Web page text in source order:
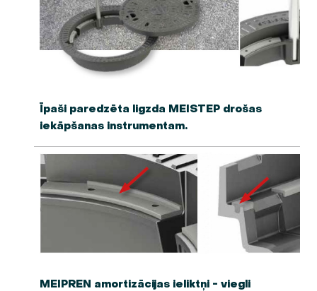
Īpaši paredzēta ligzda MEISTEP drošas
iekāpšanas instrumentam.
MEIPREN amortizācijas ieliktņi - viegli